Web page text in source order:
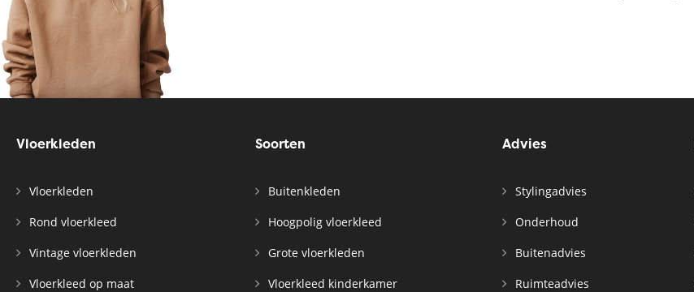
Vloerkleden
Vloerkleden
Rond vloerkleed
Vintage vloerkleden
Vloerkleed op maat
Soorten
Buitenkleden
Hoogpolig vloerkleed
Grote vloerkleden
Vloerkleed kinderkamer
Advies
Stylingadvies
Onderhoud
Buitenadvies
Ruimteadvies